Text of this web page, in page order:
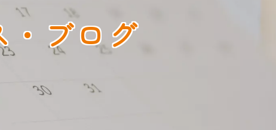
・ブログ